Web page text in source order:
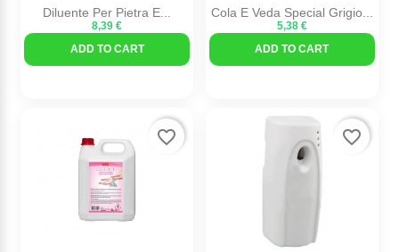
Diluente Per Pietra E...
8,39 €
ADD TO CART
Cola E Veda Special Grigio...
5,38 €
ADD TO CART
favorite_border favorite_border